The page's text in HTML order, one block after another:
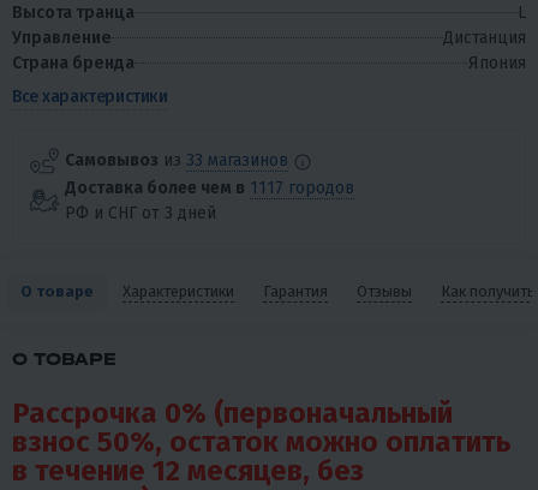
Высота транца
L
Управление
Дистанция
Страна бренда
Япония
Все характеристики
Самовывоз из 33 магазинов
Доставка более чем в 1117 городов
РФ и СНГ от 3 дней
О товаре Характеристики Гарантия Отзывы Как получить
О ТОВАРЕ
Рассрочка 0% (первоначальный
взнос 50%, остаток можно оплатить
в течение 12 месяцев, без